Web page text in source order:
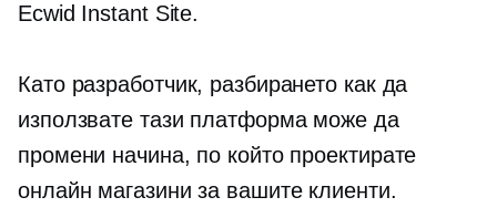
Ecwid Instant Site.
Като разработчик, разбирането как да
използвате тази платформа може да
промени начина, по който проектирате
онлайн магазини за вашите клиенти.